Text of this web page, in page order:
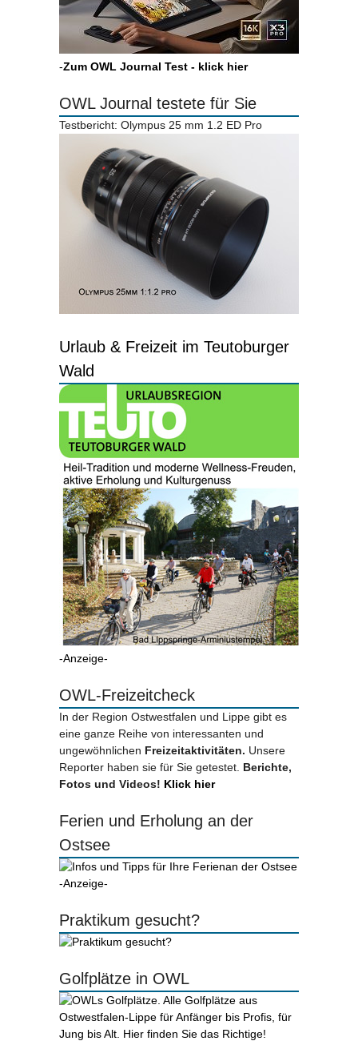
-Zum OWL Journal Test - klick hier
OWL Journal testete für Sie
Testbericht: Olympus 25 mm 1.2 ED Pro
Urlaub & Freizeit im Teutoburger
Wald
-Anzeige-
OWL-Freizeitcheck
In der Region Ostwestfalen und Lippe gibt es
eine ganze Reihe von interessanten und
ungewöhnlichen Freizeitaktivitäten. Unsere
Reporter haben sie für Sie getestet. Berichte,
Fotos und Videos! Klick hier
Ferien und Erholung an der
Ostsee
-Anzeige-
Praktikum gesucht?
Golfplätze in OWL